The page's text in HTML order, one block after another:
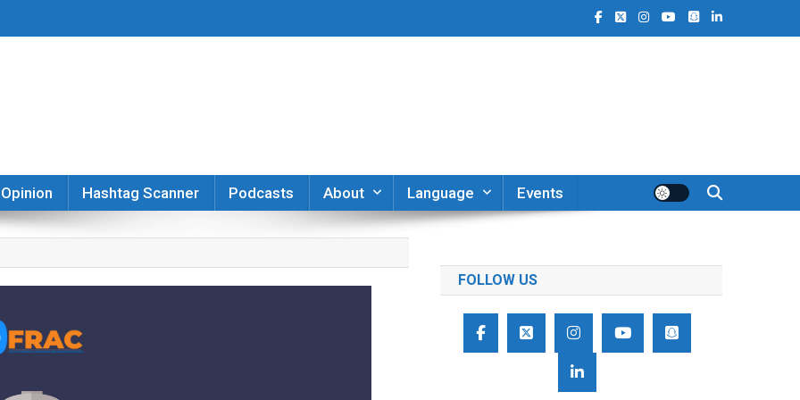
Opinion Hashtag Scanner Podcasts About Language Events
FOLLOW US